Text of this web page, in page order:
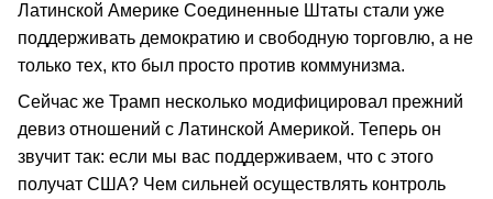
Латинской Америке Соединенные Штаты стали уже
поддерживать демократию и свободную торговлю, а не
только тех, кто был просто против коммунизма.
Сейчас же Трамп несколько модифицировал прежний
девиз отношений с Латинской Америкой. Теперь он
звучит так: если мы вас поддерживаем, что с этого
получат США? Чем сильней осуществлять контроль